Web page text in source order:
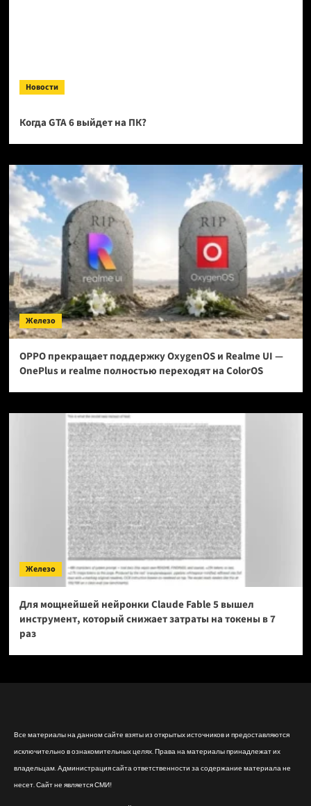
Новости
Когда GTA 6 выйдет на ПК?
Железо
OPPO прекращает поддержку OxygenOS и Realme UI —
OnePlus и realme полностью переходят на ColorOS
Железо
Для мощнейшей нейронки Claude Fable 5 вышел
инструмент, который снижает затраты на токены в 7
раз
Все материалы на данном сайте взяты из открытых источников и предоставляются
исключительно в ознакомительных целях. Права на материалы принадлежат их
владельцам. Администрация сайта ответственности за содержание материала не
несет. Сайт не является СМИ!